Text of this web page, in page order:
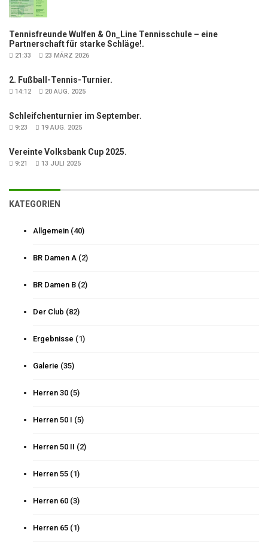
Tennisfreunde Wulfen & On_Line Tennisschule – eine
Partnerschaft für starke Schläge!.
21:33 23 MÄRZ 2026
2. Fußball-Tennis-Turnier.
14:12 20 AUG. 2025
Schleifchenturnier im September.
9:23 19 AUG. 2025
Vereinte Volksbank Cup 2025.
9:21 13 JULI 2025
KATEGORIEN
Allgemein (40)
BR Damen A (2)
BR Damen B (2)
Der Club (82)
Ergebnisse (1)
Galerie (35)
Herren 30 (5)
Herren 50 I (5)
Herren 50 II (2)
Herren 55 (1)
Herren 60 (3)
Herren 65 (1)